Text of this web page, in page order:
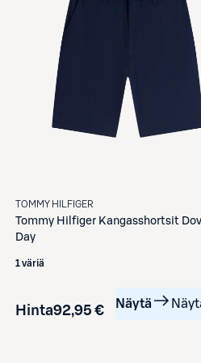
TOMMY HILFIGER
Tommy Hilfiger Kangasshortsit
Day
1 väriä
Hinta92,95 € Näytä